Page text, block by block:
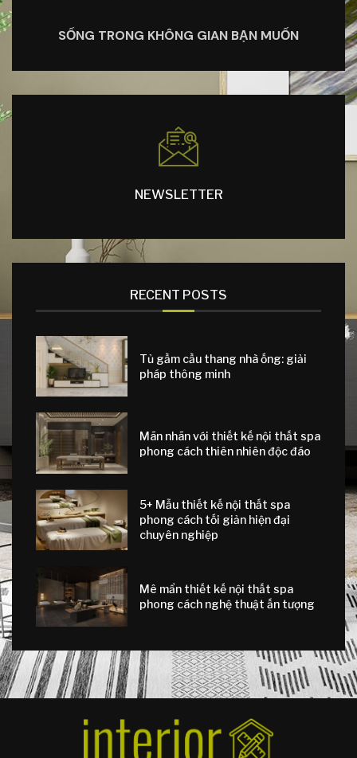
SỐNG TRONG KHÔNG GIAN BẠN MUỐN
NEWSLETTER
RECENT POSTS
Tủ gầm cầu thang nhà ống: giải
pháp thông minh
Mãn nhãn với thiết kế nội thất spa
phong cách thiên nhiên độc đáo
5+ Mẫu thiết kế nội thất spa
phong cách tối giản hiện đại
chuyên nghiệp
Mê mẩn thiết kế nội thất spa
phong cách nghệ thuật ấn tượng